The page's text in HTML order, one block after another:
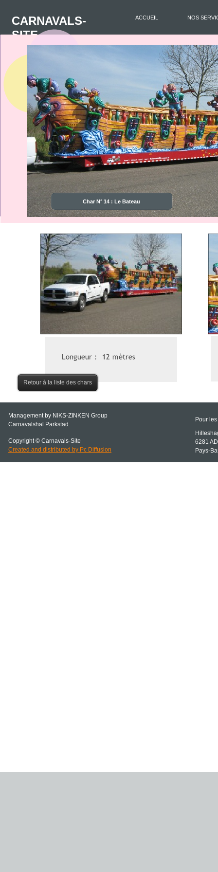
Pour
Copyright © Carnavals-Site
Created and distributed by Pc Diffusion
6281
Pays-
ACCUEIL NOS
Management by NIKS-ZINKEN Group
Carnavalshal Parkstad
CARNAVALS-
SITE
Char N° 14 : Le Bateau
Retour à la liste des chars